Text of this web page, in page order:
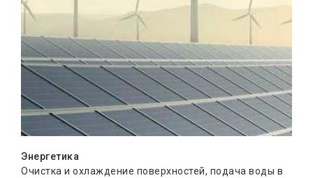
Энергетика
Очистка и охлаждение поверхностей, подача воды в